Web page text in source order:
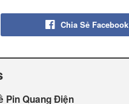
Chia Sẻ Facebook
Pin Quang Điện